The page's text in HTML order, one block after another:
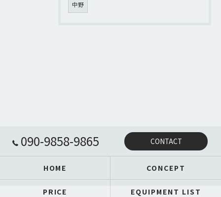
中野
090-9858-9865 CONTACT
HOME CONCEPT
PRICE EQUIPMENT LIST